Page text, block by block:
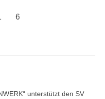
6
unterstützt den SV